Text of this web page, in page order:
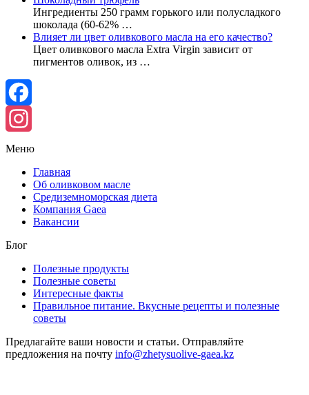
Ингредиенты 250 грамм горького или полусладкого
шоколада (60-62% …
Влияет ли цвет оливкового масла на его качество?
Цвет оливкового масла Extra Virgin зависит от
пигментов оливок, из …
Facebook
Instagram
Меню
Главная
Об оливковом масле
Средиземноморская диета
Компания Gaea
Вакансии
Блог
Полезные продукты
Полезные советы
Интересные факты
Правильное питание. Вкусные рецепты и полезные
советы
Предлагайте ваши новости и статьи. Отправляйте
предложения на почту info@zhetysuolive-gaea.kz